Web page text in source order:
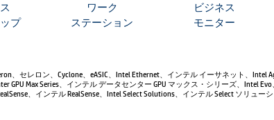
プ
ワーク
ステーション
ビジネス
モニター
、セレロン、Cyclone、eASIC、Intel Ethernet、インテル イーサネット、Intel
GPU Max Series、インテル データセンター GPU マックス・シリーズ、Intel
、インテル RealSense、Intel Select Solutions、インテル Select ソリュ